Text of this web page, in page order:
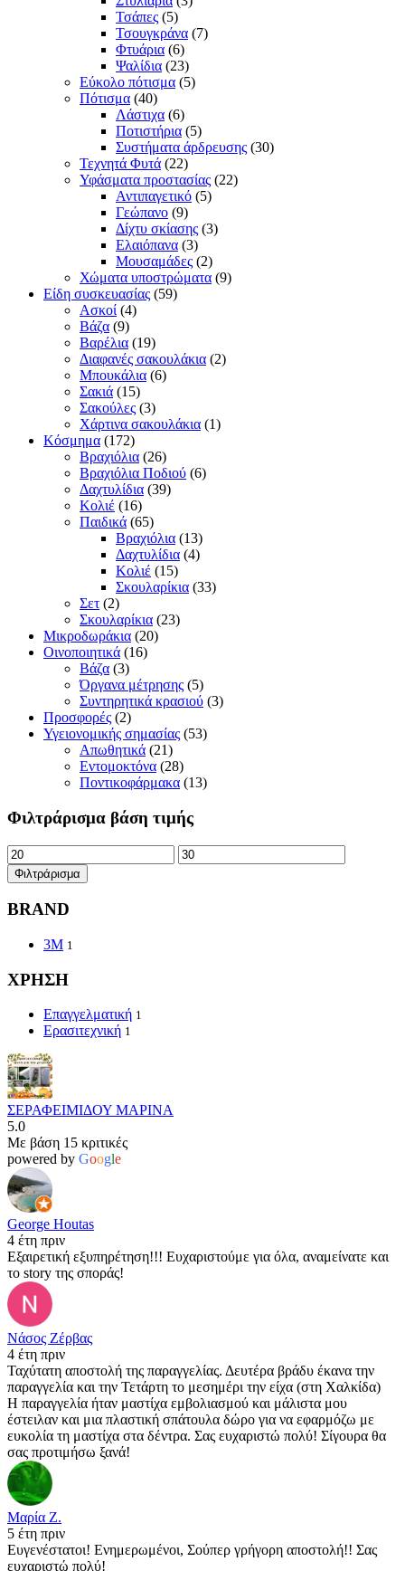
Τσάπες (5)
Τσουγκράνα (7)
Φτυάρια (6)
Ψαλίδια (23)
Εύκολο πότισμα (5)
Πότισμα (40)
Λάστιχα (6)
Ποτιστήρια (5)
Συστήματα άρδρευσης (30)
Τεχνητά Φυτά (22)
Υφάσματα προστασίας (22)
Αντιπαγετικό (5)
Γεώπανο (9)
Δίχτυ σκίασης (3)
Ελαιόπανα (3)
Μουσαμάδες (2)
Χώματα υποστρώματα (9)
Είδη συσκευασίας (59)
Ασκοί (4)
Βάζα (9)
Βαρέλια (19)
Διαφανές σακουλάκια (2)
Μπουκάλια (6)
Σακιά (15)
Σακούλες (3)
Χάρτινα σακουλάκια (1)
Κόσμημα (172)
Βραχιόλια (26)
Βραχιόλια Ποδιού (6)
Δαχτυλίδια (39)
Κολιέ (16)
Παιδικά (65)
Βραχιόλια (13)
Δαχτυλίδια (4)
Κολιέ (15)
Σκουλαρίκια (33)
Σετ (2)
Σκουλαρίκια (23)
Μικροδωράκια (20)
Οινοποιητικά (16)
Βάζα (3)
Όργανα μέτρησης (5)
Συντηρητικά κρασιού (3)
Προσφορές (2)
Υγειονομικής σημασίας (53)
Απωθητικά (21)
Εντομοκτόνα (28)
Ποντικοφάρμακα (13)
Φιλτράρισμα βάση τιμής
Ελάχιστη
τιμή
Μέγιστη
τιμή
Φιλτράρισμα
BRAND
3Μ 1
ΧΡΗΣΗ
Επαγγελματική 1
Ερασιτεχνική 1
ΣΕΡΑΦΕΙΜΙΔΟΥ ΜΑΡΙΝΑ
5.0
Με βάση 15 κριτικές
powered by Google
George Houtas
4 έτη πριν
Εξαιρετική εξυπηρέτηση!!! Ευχαριστούμε για όλα, αναμείνατε και
το story της σποράς!
Νάσος Ζέρβας
4 έτη πριν
Ταχύτατη αποστολή της παραγγελίας. Δευτέρα βράδυ έκανα την
παραγγελία και την Τετάρτη το μεσημέρι την είχα (στη Χαλκίδα)
Η παραγγελία ήταν μαστίχα εμβολιασμού και μάλιστα μου
έστειλαν και μια πλαστική σπάτουλα δώρο για να εφαρμόζω με
ευκολία τη μαστίχα στα δέντρα. Σας ευχαριστώ πολύ! Σίγουρα θα
σας προτιμήσω ξανά!
Μαρία Ζ.
5 έτη πριν
Ευγενέστατοι! Ενημερωμένοι, Σούπερ γρήγορη αποστολή!! Σας
ευχαριστώ πολύ!